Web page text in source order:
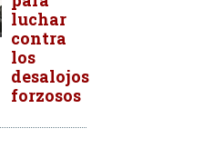
luchar
contra
los
desalojos
forzosos